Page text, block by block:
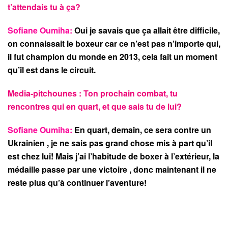
t’attendais tu à ça?
Sofiane Oumiha: Oui je savais que ça allait être difficile,
on connaissait le boxeur car ce n’est pas n’importe qui,
il fut champion du monde en 2013, cela fait un moment
qu’il est dans le circuit.
Media-pitchounes : Ton prochain combat, tu
rencontres qui en quart, et que sais tu de lui?
Sofiane Oumiha: En quart, demain, ce sera contre un
Ukrainien , je ne sais pas grand chose mis à part qu’il
est chez lui! Mais j’ai l’habitude de boxer à l’extérieur, la
médaille passe par une victoire , donc maintenant il ne
reste plus qu’à continuer l’aventure!